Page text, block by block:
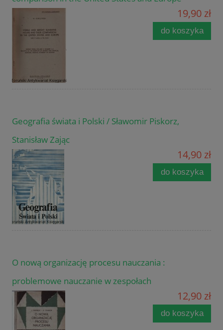
19,90 zł
do koszyka
Geografia świata i Polski / Sławomir Piskorz,
Stanisław Zając
14,90 zł
do koszyka
O nową organizację procesu nauczania :
problemowe nauczanie w zespołach
12,90 zł
do koszyka